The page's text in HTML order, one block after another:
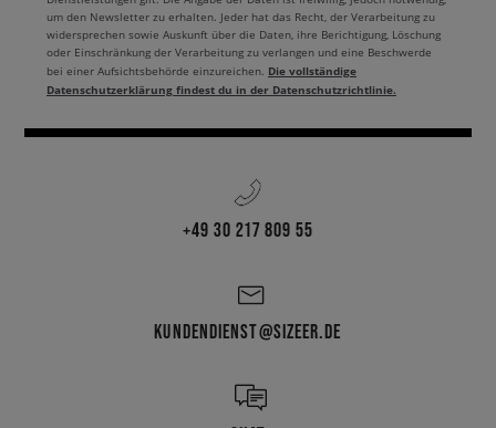
um den Newsletter zu erhalten. Jeder hat das Recht, der Verarbeitung zu
widersprechen sowie Auskunft über die Daten, ihre Berichtigung, Löschung
oder Einschränkung der Verarbeitung zu verlangen und eine Beschwerde
bei einer Aufsichtsbehörde einzureichen. Die vollständige
Datenschutzerklärung findest du in der Datenschutzrichtlinie.
+49 30 217 809 55
KUNDENDIENST@SIZEER.DE